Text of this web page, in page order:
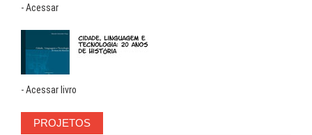
- Acessar
- Acessar livro
PROJETOS